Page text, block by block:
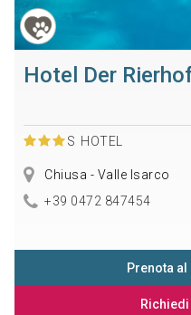
Hotel Der
S HOTEL
Chiusa - Valle Isarco
+39 0472 847454
Prenota